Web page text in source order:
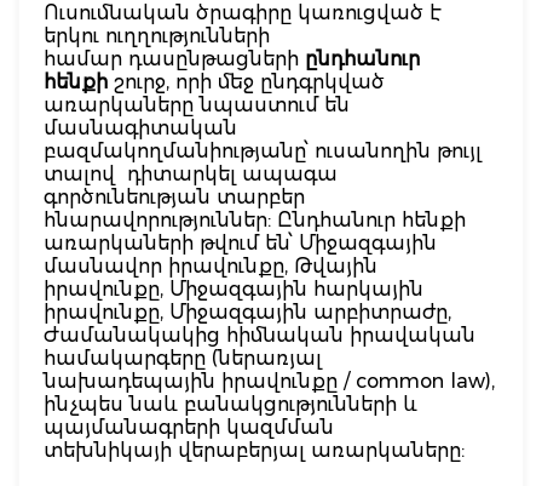
Ուսումնական ծրագիրը կառուցված է
երկու ուղղությունների
համար դասընթացների ընդհանուր
հենքի շուրջ, որի մեջ ընդգրկված
առարկաները նպաստում են
մասնագիտական
բազմակողմանիությանը՝ ուսանողին թույլ
տալով դիտարկել ապագա
գործունեության տարբեր
հնարավորություններ: Ընդհանուր հենքի
առարկաների թվում են՝ Միջազգային
մասնավոր իրավունքը, Թվային
իրավունքը, Միջազգային հարկային
իրավունքը, Միջազգային արբիտրաժը,
Ժամանակակից հիմնական իրավական
համակարգերը (ներառյալ
նախադեպային իրավունքը / common law),
ինչպես նաև բանակցությունների և
պայմանագրերի կազմման
տեխնիկայի վերաբերյալ առարկաները: